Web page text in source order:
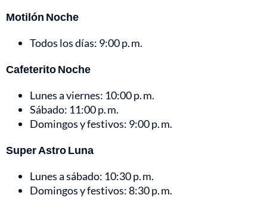
Motilón Noche
Todos los días: 9:00 p. m.
Cafeterito Noche
Lunes a viernes: 10:00 p. m.
Sábado: 11:00 p. m.
Domingos y festivos: 9:00 p. m.
Super Astro Luna
Lunes a sábado: 10:30 p. m.
Domingos y festivos: 8:30 p. m.